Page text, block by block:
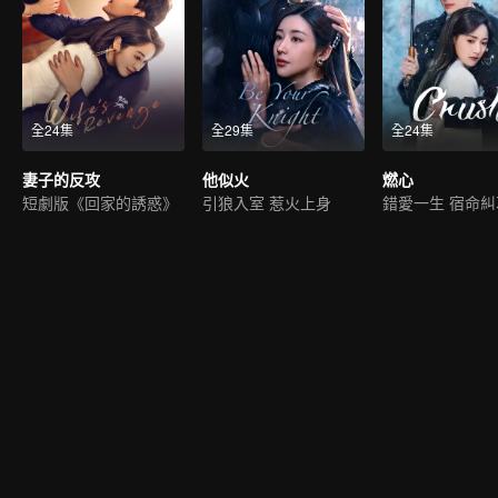
全24集
妻子的反攻
短劇版《回家的誘惑》
全29集
他似火
引狼入室 惹火上身
全24集
燃心
錯愛一生 宿命